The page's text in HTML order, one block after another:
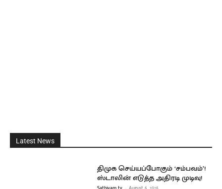
Latest News
திமுக செய்யப்போகும் ‘சம்பவம்’!
ஸ்டாலின் எடுத்த அதிரடி முடிவு!